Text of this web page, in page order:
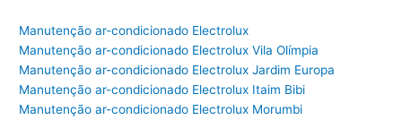
Manutenção ar-condicionado Electrolux
Manutenção ar-condicionado Electrolux Vila Olímpia
Manutenção ar-condicionado Electrolux Jardim Europa
Manutenção ar-condicionado Electrolux Itaim Bibi
Manutenção ar-condicionado Electrolux Morumbi